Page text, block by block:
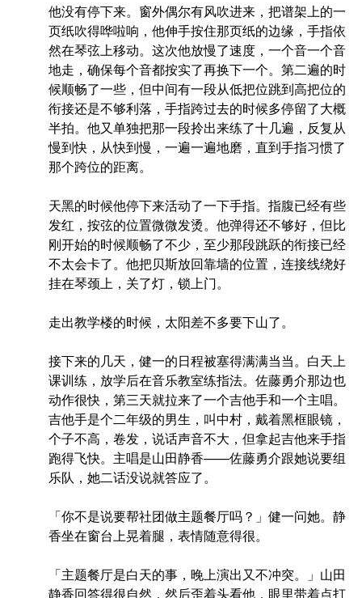
他没有停下来。窗外偶尔有风吹进来，把谱架上的一
页纸吹得哗啦响，他伸手按住那页纸的边缘，手指依
然在琴弦上移动。这次他放慢了速度，一个音一个音
地走，确保每个音都按实了再换下一个。第二遍的时
候顺畅了一些，但中间有一段从低把位跳到高把位的
衔接还是不够利落，手指跨过去的时候多停留了大概
半拍。他又单独把那一段拎出来练了十几遍，反复从
慢到快，从快到慢，一遍一遍地磨，直到手指习惯了
那个跨位的距离。
天黑的时候他停下来活动了一下手指。指腹已经有些
发红，按弦的位置微微发烫。他弹得还不够好，但比
刚开始的时候顺畅了不少，至少那段跳跃的衔接已经
不太会卡了。他把贝斯放回靠墙的位置，连接线绕好
挂在琴颈上，关了灯，锁上门。
走出教学楼的时候，太阳差不多要下山了。
接下来的几天，健一的日程被塞得满满当当。白天上
课训练，放学后在音乐教室练指法。佐藤勇介那边也
动作很快，第三天就拉来了一个吉他手和一个主唱。
吉他手是个二年级的男生，叫中村，戴着黑框眼镜，
个子不高，卷发，说话声音不大，但拿起吉他来手指
跑得飞快。主唱是山田静香——佐藤勇介跟她说要组
乐队，她二话没说就答应了。
「你不是说要帮社团做主题餐厅吗？」健一问她。静
香坐在窗台上晃着腿，表情随意得很。
「主题餐厅是白天的事，晚上演出又不冲突。」山田
静香回答得很自然，然后歪着头看他，眼里带着点打